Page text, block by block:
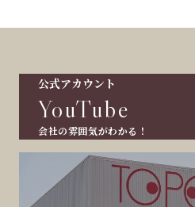
公式アカウント
YouTube
会社の雰囲気がわかる！